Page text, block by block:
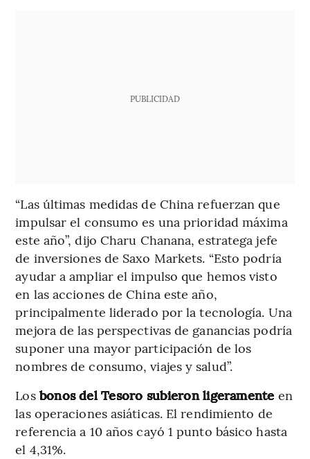
PUBLICIDAD
“Las últimas medidas de China refuerzan que
impulsar el consumo es una prioridad máxima
este año”, dijo Charu Chanana, estratega jefe
de inversiones de Saxo Markets. “Esto podría
ayudar a ampliar el impulso que hemos visto
en las acciones de China este año,
principalmente liderado por la tecnología. Una
mejora de las perspectivas de ganancias podría
suponer una mayor participación de los
nombres de consumo, viajes y salud”.
Los bonos del Tesoro subieron ligeramente en
las operaciones asiáticas. El rendimiento de
referencia a 10 años cayó 1 punto básico hasta
el 4,31%.